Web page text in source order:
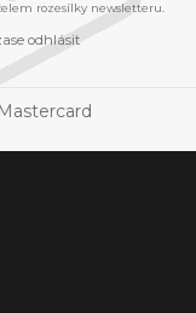
rozesílky newsletteru.
odhlásit